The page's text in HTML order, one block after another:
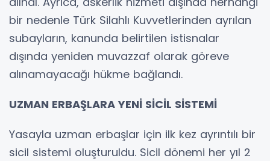
bir nedenle Türk Silahlı Kuvvetlerinden ayrılan
subayların, kanunda belirtilen istisnalar
dışında yeniden muvazzaf olarak göreve
alınamayacağı hükme bağlandı.
UZMAN ERBAŞLARA YENİ SİCİL SİSTEMİ
Yasayla uzman erbaşlar için ilk kez ayrıntılı bir
sicil sistemi oluşturuldu. Sicil dönemi her yıl 2